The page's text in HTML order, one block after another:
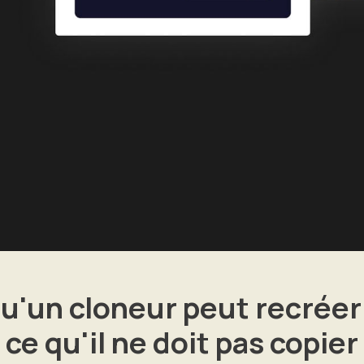
cloneur peut
ce qu'il ne doit pas copier